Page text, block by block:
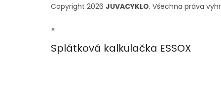
Copyright 2026 JUVACYKLO. Všechna práva
×
Splátková kalkulačka ESSOX